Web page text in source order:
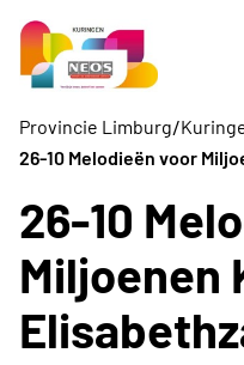
Provincie Limburg/
26-10 Melodieën voor
26-10
Miljoenen